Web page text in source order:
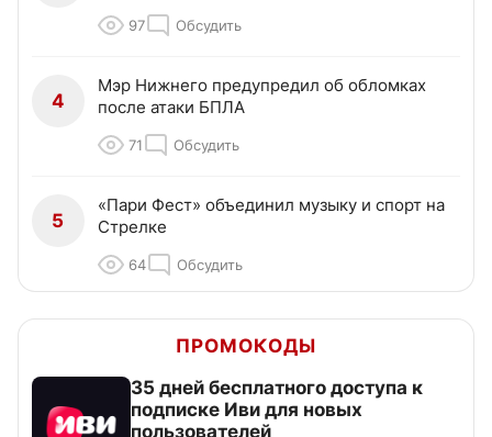
97 Обсудить
4
Мэр Нижнего предупредил об обломках
после атаки БПЛА
71 Обсудить
5
«Пари Фест» объединил музыку и спорт на
Стрелке
64 Обсудить
ПРОМОКОДЫ
35 дней бесплатного доступа к
подписке Иви для новых
пользователей